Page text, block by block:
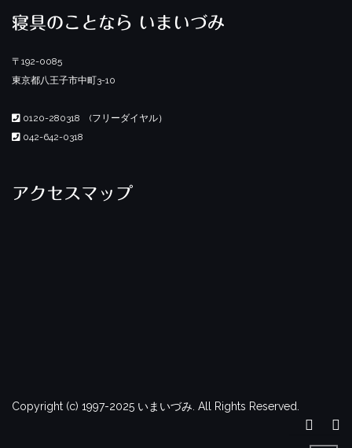
寝具のことなら いまいづみ
〒192-0085
東京都八王子市中町3-10
0120-280318 (フリーダイヤル）
042-642-0318
アクセスマップ
Copyright (c) 1997-2025 いまいづみ. All Rights Reserved.